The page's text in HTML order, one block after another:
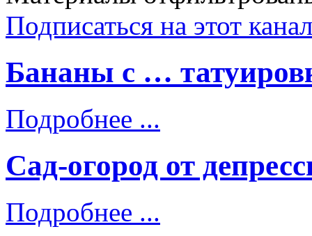
Подписаться на этот
Бананы с …
Подробнее ...
Сад-огород от
Подробнее ...